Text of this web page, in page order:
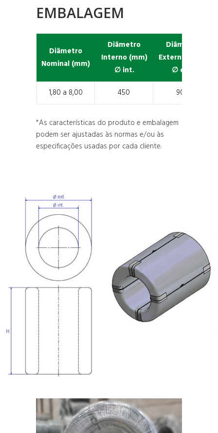
EMBALAGEM
Diâmetro
Nominal (mm)
Diâmetro
Interno (mm)
∅ int.
Diâmetro
Externo (mm)
∅ etx.
1,80 a 8,00 450 900
*As características do produto e embalagem
podem ser ajustadas às normas e/ou às
especificações usadas por cada cliente.